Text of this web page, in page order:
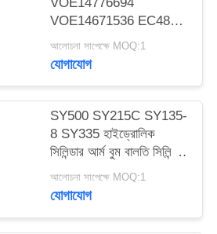
VOE14671536 EC480D
EC480E EC750E এর
জন্য আর্ম বুম বকেট
আলোচনা সাপেক্ষে MOQ:1
যোগাযোগ
SY500 SY215C SY135-
8 SY335 হাইড্রোলিক
সিলিন্ডার আর্ম বুম বালতি সিলিন্ডার
খননকারীর উপর
আলোচনা সাপেক্ষে MOQ:1
যোগাযোগ